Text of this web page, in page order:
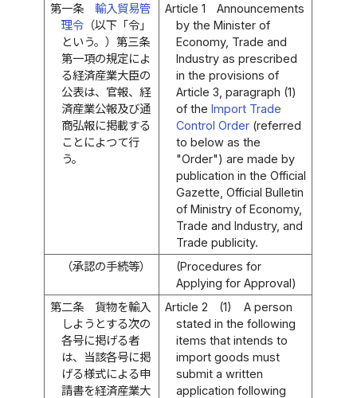
第一条
輸入貿易管
理令 （以下「令」
という。）第三条
第一項の規定によ
る経済産業大臣の
公表は、官報、経
済産業公報及び通
商弘報に掲載する
ことによつて行
う。
Article 1
Announcements
by the Minister of
Economy, Trade and
Industry as prescribed
in the provisions of
Article 3, paragraph (1)
of theImport Trade
Control Order (referred
to below as the
"Order") are made by
publication in the Official
Gazette, Official Bulletin
of Ministry of Economy,
Trade and Industry, and
Trade publicity.
（承認の手続等）
(Procedures for
Applying for Approval)
第二条
貨物を輸入
しようとする次の
各号に掲げる者
は、当該各号に掲
げる様式による申
請書を経済産業大
Article 2 (1)
A person
stated in the following
items that intends to
import goods must
submit a written
application following